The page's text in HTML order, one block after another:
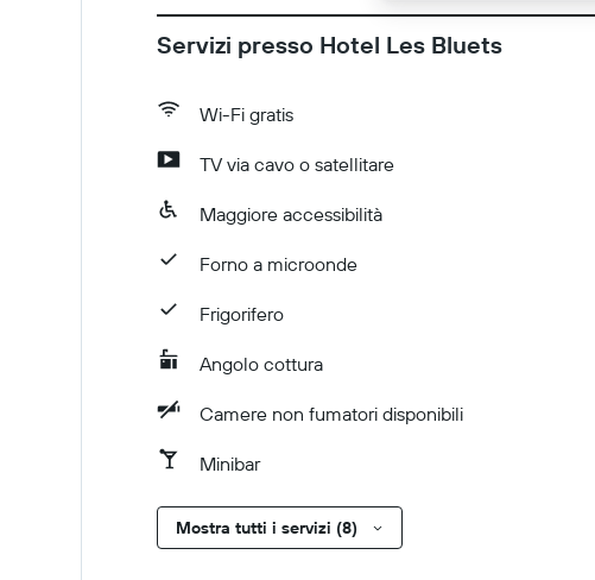
Servizi presso Hotel Les Bluets
Wi-Fi gratis
TV via cavo o satellitare
Maggiore accessibilità
Forno a microonde
Frigorifero
Angolo cottura
Camere non fumatori disponibili
Minibar
Mostra tutti i servizi (8)